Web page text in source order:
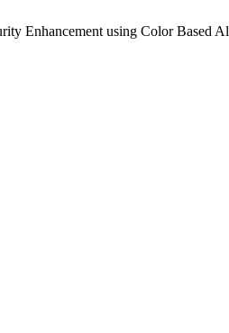
Enhancement using Color Based